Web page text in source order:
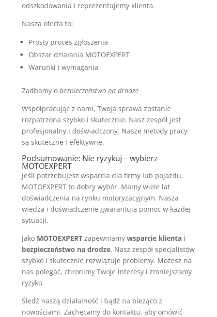
odszkodowania i reprezentujemy klienta.
Nasza oferta to:
Prosty proces zgłoszenia
Obszar działania MOTOEXPERT
Warunki i wymagania
Zadbamy o bezpieczeństwo na drodze
Współpracując z nami, Twoja sprawa zostanie
rozpatrzona szybko i skutecznie. Nasz zespół jest
profesjonalny i doświadczony. Nasze metody pracy
są skuteczne i efektywne.
Podsumowanie: Nie ryzykuj – wybierz
MOTOEXPERT
Jeśli potrzebujesz wsparcia dla firmy lub pojazdu,
MOTOEXPERT to dobry wybór. Mamy wiele lat
doświadczenia na rynku motoryzacyjnym. Nasza
wiedza i doświadczenie gwarantują pomoc w każdej
sytuacji.
Jako MOTOEXPERTzapewniamy wsparcie klientai
bezpieczeństwo na drodze. Nasz zespół specjalistów
szybko i skutecznie rozwiązuje problemy. Możesz na
nas polegać, chronimy Twoje interesy i zmniejszamy
ryzyko.
Śledź naszą działalność i bądź na bieżąco z
nowościami. Zachęcamy do kontaktu, aby omówić